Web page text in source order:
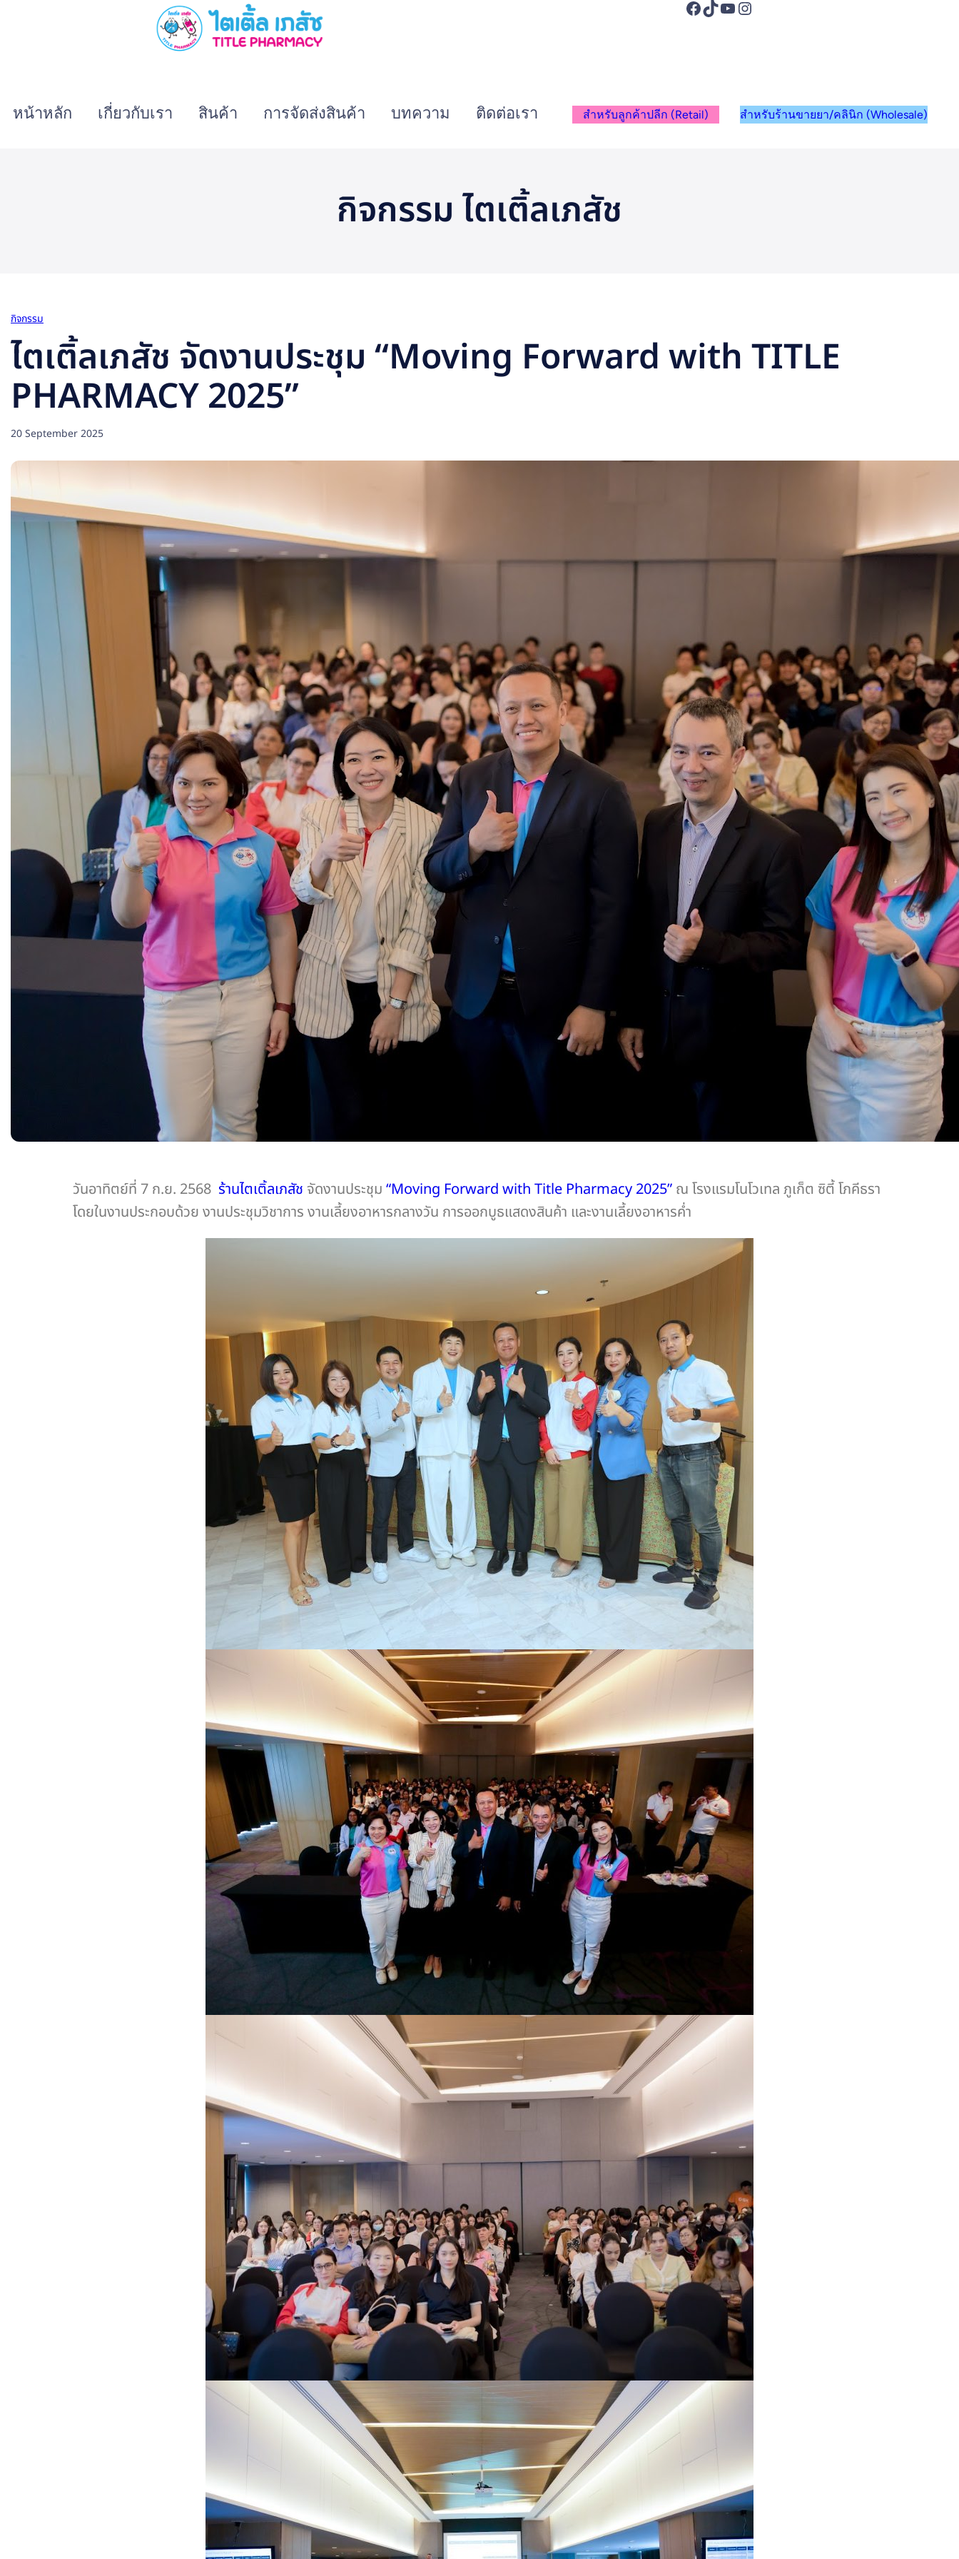
หน้าหลัก เกี่ยวกับเรา สินค้า การจัดส่งสินค้า บทความ ติดต่อเรา สำหรับลูกค้าปลีก (Retail) สำหรับร้านขายยา/คลินิก (Wholesale)
กิจกรรม ไตเติ้ลเภสัช
กิจกรรม
ไตเติ้ลเภสัช จัดงานประชุม “Moving Forward with TITLE
PHARMACY 2025”
20 September 2025
วันอาทิตย์ที่ 7 ก.ย. 2568 ร้านไตเติ้ลเภสัช จัดงานประชุม “Moving Forward with Title Pharmacy 2025” ณ โรงแรมโนโวเทล ภูเก็ต ซิตี้ โภคีธรา
โดยในงานประกอบด้วย งานประชุมวิชาการ งานเลี้ยงอาหารกลางวัน การออกบูธแสดงสินค้า และงานเลี้ยงอาหารค่ำ